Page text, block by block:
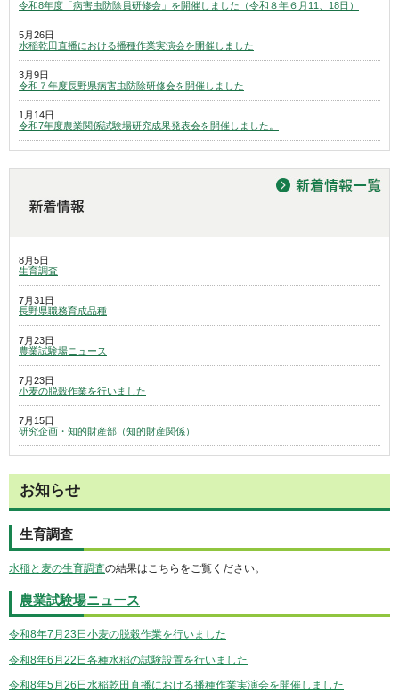
令和8年度「病害虫防除員研修会」を開催しました（令和８年６月11、18日）
5月26日
水稲乾田直播における播種作業実演会を開催しました
3月9日
令和７年度長野県病害虫防除研修会を開催しました
1月14日
令和7年度農業関係試験場研究成果発表会を開催しました。
8月5日
生育調査
7月31日
長野県職務育成品種
7月23日
農業試験場ニュース
7月23日
小麦の脱穀作業を行いました
7月15日
研究企画・知的財産部（知的財産関係）
お知らせ
生育調査
水稲と麦の生育調査の結果はこちらをご覧ください。
農業試験場ニュース
令和8年7月23日小麦の脱穀作業を行いました
令和8年6月22日各種水稲の試験設置を行いました
令和8年5月26日水稲乾田直播における播種作業実演会を開催しました